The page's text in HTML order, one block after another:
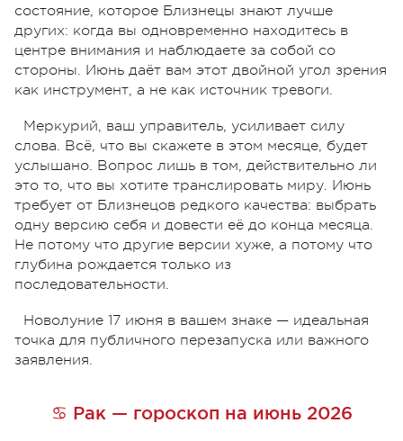
состояние, которое Близнецы знают лучше
других: когда вы одновременно находитесь в
центре внимания и наблюдаете за собой со
стороны. Июнь даёт вам этот двойной угол зрения
как инструмент, а не как источник тревоги.
Меркурий, ваш управитель, усиливает силу
слова. Всё, что вы скажете в этом месяце, будет
услышано. Вопрос лишь в том, действительно ли
это то, что вы хотите транслировать миру. Июнь
требует от Близнецов редкого качества: выбрать
одну версию себя и довести её до конца месяца.
Не потому что другие версии хуже, а потому что
глубина рождается только из
последовательности.
Новолуние 17 июня в вашем знаке — идеальная
точка для публичного перезапуска или важного
заявления.
♋ Рак — гороскоп на июнь 2026